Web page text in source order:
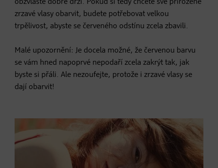
obzvláště dobře drží. Pokud si tedy chcete své přirozeně
zrzavé vlasy obarvit, budete potřebovat velkou
trpělivost, abyste se červeného odstínu zcela zbavili.
Malé upozornění: Je docela možné, že červenou barvu
se vám hned napoprvé nepodaří zcela zakrýt tak, jak
byste si přáli. Ale nezoufejte, protože i zrzavé vlasy se
dají obarvit!